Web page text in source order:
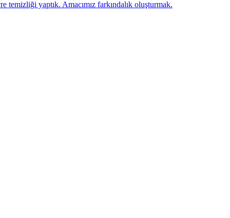
yaptık. Amacımız farkındalık oluşturmak.